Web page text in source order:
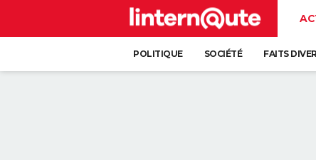
POLITIQUE SOCIÉTÉ FAITS